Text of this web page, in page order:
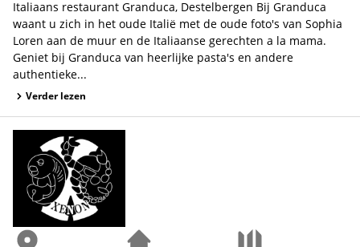
Italiaans restaurant Granduca, Destelbergen Bij Granduca
waant u zich in het oude Italië met de oude foto's van Sophia
Loren aan de muur en de Italiaanse gerechten a la mama.
Geniet bij Granduca van heerlijke pasta's en andere
authentieke...
Verder lezen